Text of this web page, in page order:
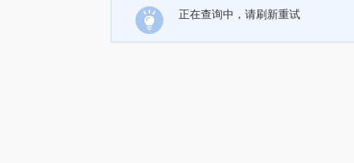
正在查询中，请刷新重试